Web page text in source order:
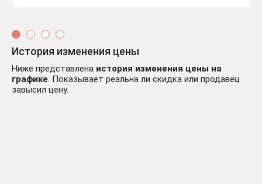
История изменения цены
Ниже представлена история изменения цены на
графике. Показывает реальна ли скидка или продавец
завысил цену.